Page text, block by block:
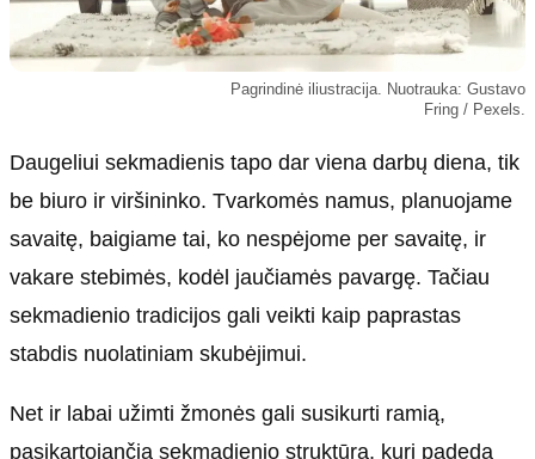
Apie mus
Autoriai
Dirbtinis intelektas
Pagrindinė iliustracija. Nuotrauka: Gustavo
Fring / Pexels.
Daugeliui sekmadienis tapo dar viena darbų diena, tik
be biuro ir viršininko. Tvarkomės namus, planuojame
savaitę, baigiame tai, ko nespėjome per savaitę, ir
vakare stebimės, kodėl jaučiamės pavargę. Tačiau
sekmadienio tradicijos gali veikti kaip paprastas
stabdis nuolatiniam skubėjimui.
Net ir labai užimti žmonės gali susikurti ramią,
pasikartojančią sekmadienio struktūrą, kuri padeda